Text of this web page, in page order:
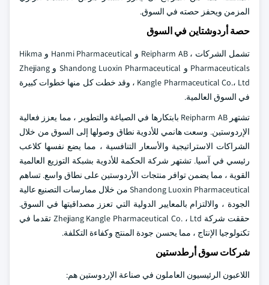
المزمن ويحفز حصته في السوق.
حصة أردوشتاين في السوق
تشمل الشركات ، Reipharm AB و Hanmi Pharmaceutical و Hikma
Pharmaceuticals و Shandong Luoxin Pharmaceutical و Zhejiang
Kangle Pharmaceutical Co.، Ltd ، وقد خطت كل منها خطوات كبيرة
في السوق العالمية.
تشتهر Reipharm AB بابتكارها في الصياغة والتطوير ، مما يعزز فعالية
الإردوستين. وسعت هانمي للأدوية نطاق وصولها إلى السوق من خلال
الشراكات الاستراتيجية والأسعار التنافسية ، مما يضع نفسها كلاعب
رئيسي في آسيا. تشتهر شركة الحكمة للأدوية بشبكة التوزيع العالمية
القوية ، مما يضمن توافر منتجات الأردوستين على نطاق واسع. تساهم
Shandong Luoxin Pharmaceutical من خلال ممارسات التصنيع عالية
الجودة ، والالتزام بالمعايير الدولية التي تعزز مصداقيتها في السوق.
حققت شركة Zhejiang Kangle Pharmaceutical Co. ، Ltd تقدما في
تكنولوجيا الإنتاج ، مما يحسن جودة المنتج وكفاءة التكلفة.
شركات سوق أرطدستين
اللاعبون الرئيسيون العاملون في صناعة الإردوستين هم: